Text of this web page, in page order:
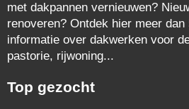
met dakpannen vernieuwen?
renoveren? Ontdek hier meer
informatie over dakwerken voor
pastorie, rijwoning...
Top gezocht